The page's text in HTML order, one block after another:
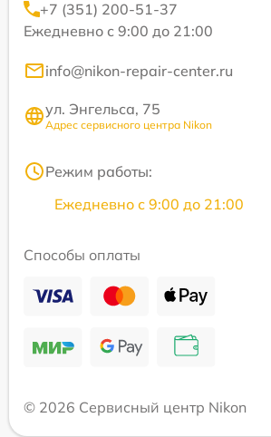
+7 (351) 200-51-37
Ежедневно с 9:00 до 21:00
info@nikon-repair-center.ru
ул. Энгельса, 75
Адрес сервисного центра Nikon
Режим работы:
Ежедневно с 9:00 до 21:00
Способы оплаты
© 2026 Сервисный центр Nikon